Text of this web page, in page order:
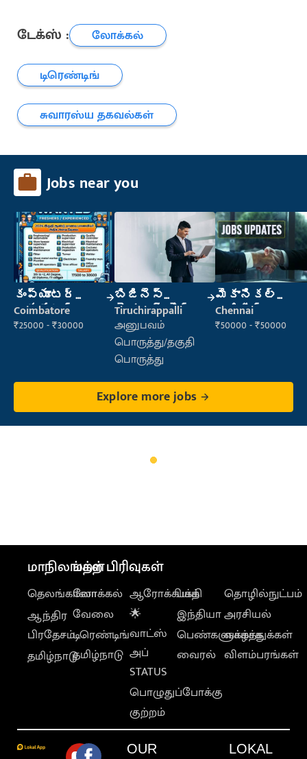
டேக்ஸ் :
லோக்கல்
டிரெண்டிங்
சுவாரஸ்ய தகவல்கள்
Jobs near you
కంప్యూటర్
ఆపరేటర్
Coimbatore
₹25000 - ₹30000
బిజినెస్
డెవలప్ మెంట్
మేనేజర్
Tiruchirappalli
அனுபவம்
பொருத்து/தகுதி
பொருத்து
మెకానికల్
ఇంజినీర్
Chennai
₹50000 - ₹50000
Explore more jobs
மாநிலங்கள்
தெலங்கானா
ஆந்திர
பிரதேசம்
தமிழ்நாடு
மற்ற பிரிவுகள்
லோக்கல்
வேலை
டிரெண்டிங்
தமிழ்நாடு
ஆரோக்கியம்
🌟
வாட்ஸ்
அப்
STATUS
பொழுதுப்போக்கு
குற்றம்
பக்தி
இந்தியா
பெண்களுக்காக
வைரல்
தொழில்நுட்பம்
அரசியல்
வாழ்த்துக்கள்
விளம்பரங்கள்
OUR LOKAL